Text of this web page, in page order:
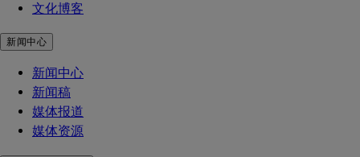
文化博客
新闻中心
新闻中心
新闻稿
媒体报道
媒体资源